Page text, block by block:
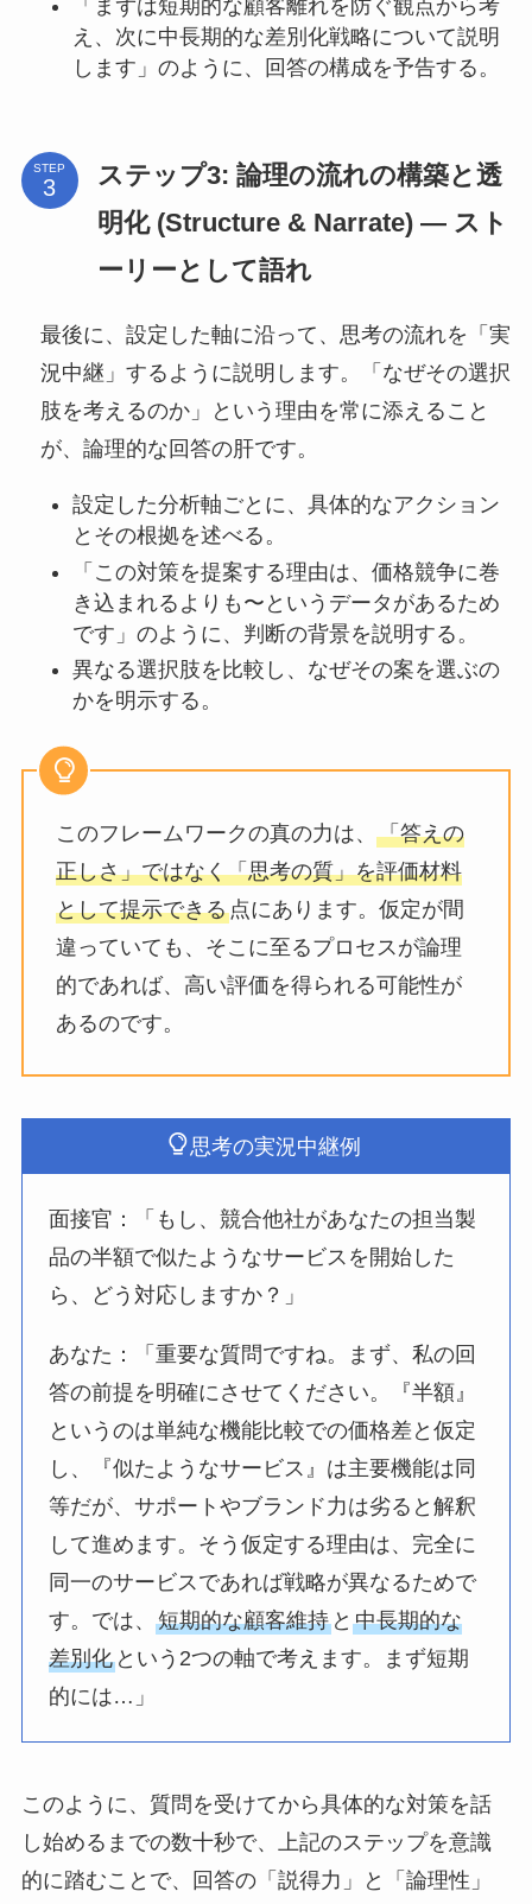
「まずは短期的な顧客離れを防ぐ観点から考
え、次に中長期的な差別化戦略について説明
します」のように、回答の構成を予告する。
STEP
ステップ3: 論理の流れの構築と透
明化 (Structure & Narrate) ― スト
ーリーとして語れ
最後に、設定した軸に沿って、思考の流れを「実
況中継」するように説明します。「なぜその選択
肢を考えるのか」という理由を常に添えること
が、論理的な回答の肝です。
設定した分析軸ごとに、具体的なアクション
とその根拠を述べる。
「この対策を提案する理由は、価格競争に巻
き込まれるよりも〜というデータがあるため
です」のように、判断の背景を説明する。
異なる選択肢を比較し、なぜその案を選ぶの
かを明示する。
このフレームワークの真の力は、 「答えの
正しさ」ではなく「思考の質」を評価材料
として提示できる点にあります。仮定が間
違っていても、そこに至るプロセスが論理
的であれば、高い評価を得られる可能性が
あるのです。
思考の実況中継例
面接官：「もし、競合他社があなたの担当製
品の半額で似たようなサービスを開始した
ら、どう対応しますか？」
あなた：「重要な質問ですね。まず、私の回
答の前提を明確にさせてください。『半額』
というのは単純な機能比較での価格差と仮定
し、『似たようなサービス』は主要機能は同
等だが、サポートやブランド力は劣ると解釈
して進めます。そう仮定する理由は、完全に
同一のサービスであれば戦略が異なるためで
す。では、短期的な顧客維持 と中長期的な
差別化 という2つの軸で考えます。まず短期
的には…」
このように、質問を受けてから具体的な対策を話
し始めるまでの数十秒で、上記のステップを意識
的に踏むことで、回答の「説得力」と「論理性」